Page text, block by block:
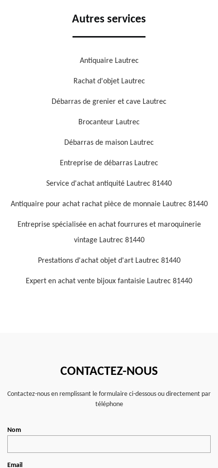
Autres services
Antiquaire Lautrec
Rachat d'objet Lautrec
Débarras de grenier et cave Lautrec
Brocanteur Lautrec
Débarras de maison Lautrec
Entreprise de débarras Lautrec
Service d'achat antiquité Lautrec 81440
Antiquaire pour achat rachat pièce de monnaie Lautrec 81440
Entreprise spécialisée en achat fourrures et maroquinerie
vintage Lautrec 81440
Prestations d'achat objet d'art Lautrec 81440
Expert en achat vente bijoux fantaisie Lautrec 81440
CONTACTEZ-NOUS
Contactez-nous en remplissant le formulaire ci-dessous ou directement par
téléphone
Nom
Email